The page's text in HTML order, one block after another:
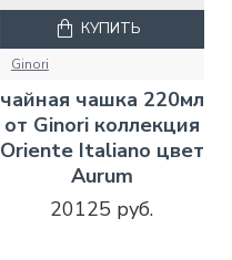
Ginori
чайная чашка 220мл
от Ginori коллекция
Oriente Italiano цвет
Aurum
20125 руб.
КУПИТЬ